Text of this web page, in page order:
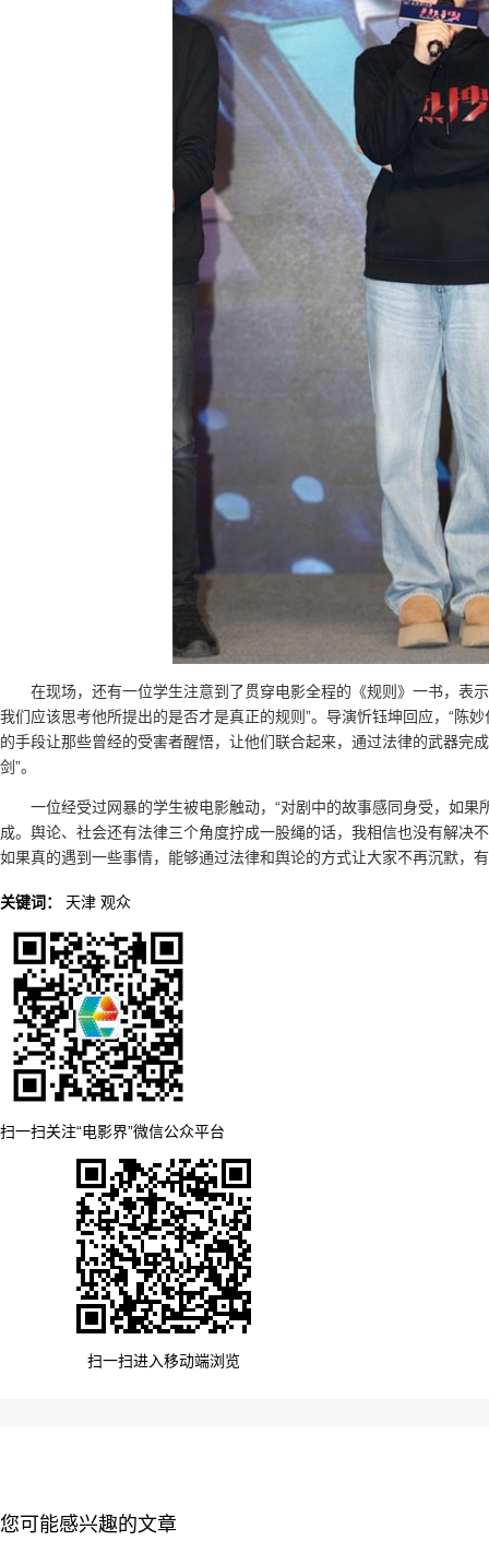
在现场，还有一位学生注意到了贯穿电影全程的《规则》一书，表
我们应该思考他所提出的是否才是真正的规则”。导演忻钰坤回应，“陈
的手段让那些曾经的受害者醒悟，让他们联合起来，通过法律的武器完
剑”。
一位经受过网暴的学生被电影触动，“对剧中的故事感同身受，如
成。舆论、社会还有法律三个角度拧成一股绳的话，我相信也没有解决
如果真的遇到一些事情，能够通过法律和舆论的方式让大家不再沉默，
关键词： 天津 观众
扫一扫关注“电影界”微信公众平台
扫一扫进入移动端浏览
您可能感兴趣的文章